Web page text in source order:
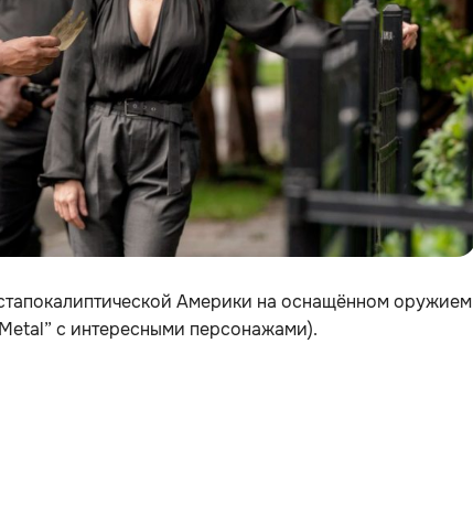
Америки на оснащённом оружием
с интересными персонажами).